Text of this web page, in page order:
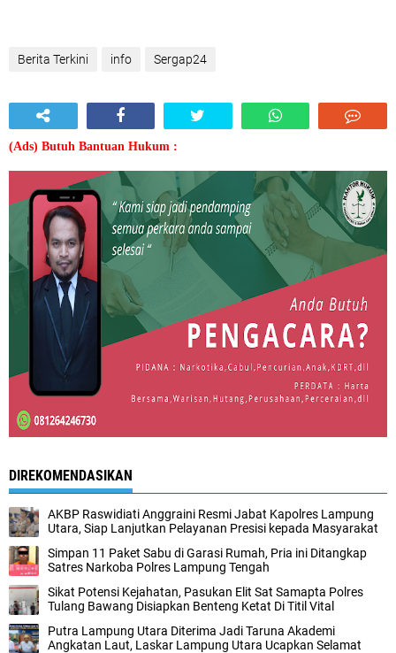
Berita Terkini info Sergap24
(Ads) Butuh Bantuan Hukum :
DIREKOMENDASIKAN
AKBP Raswidiati Anggraini Resmi Jabat Kapolres Lampung
Utara, Siap Lanjutkan Pelayanan Presisi kepada Masyarakat
Simpan 11 Paket Sabu di Garasi Rumah, Pria ini Ditangkap
Satres Narkoba Polres Lampung Tengah
Sikat Potensi Kejahatan, Pasukan Elit Sat Samapta Polres
Tulang Bawang Disiapkan Benteng Ketat Di Titil Vital
Putra Lampung Utara Diterima Jadi Taruna Akademi
Angkatan Laut, Laskar Lampung Utara Ucapkan Selamat